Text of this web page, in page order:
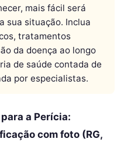
mais fácil será
sua situação. Inclua
tratamentos
da doença ao longo
de saúde contada de
por especialistas.
a Perícia:
com foto (RG,